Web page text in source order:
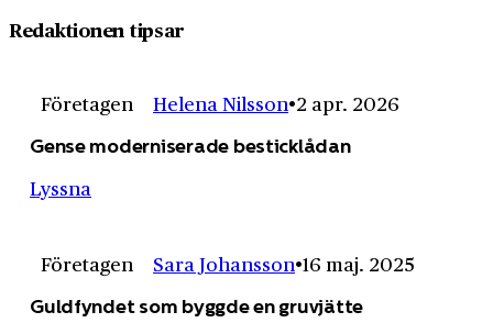
Redaktionen tipsar
Företagen Helena Nilsson 2 apr. 2026
Gense moderniserade besticklådan
Lyssna
Företagen Sara Johansson 16 maj. 2025
Guldfyndet som byggde en gruvjätte